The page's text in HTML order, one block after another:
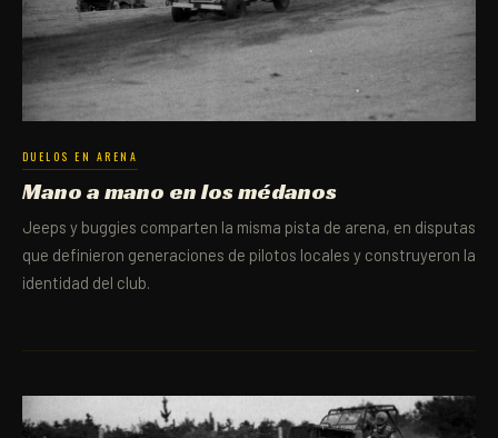
DUELOS EN ARENA
Mano a mano en los médanos
Jeeps y buggies comparten la misma pista de arena, en disputas
que definieron generaciones de pilotos locales y construyeron la
identidad del club.